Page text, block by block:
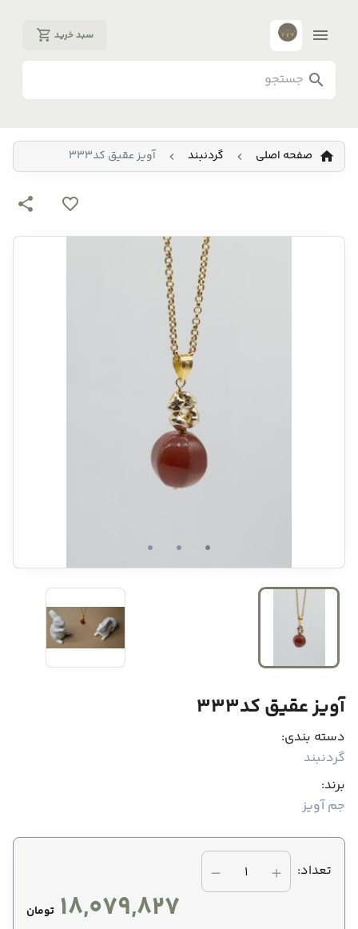
سبد خرید
صفحه اصلی گردنبند آویز عقیق کد333
آویز عقیق کد333
دسته بندی:
گردنبند
برند:
جم آویز
تعداد: 1
18,079,827 تومان